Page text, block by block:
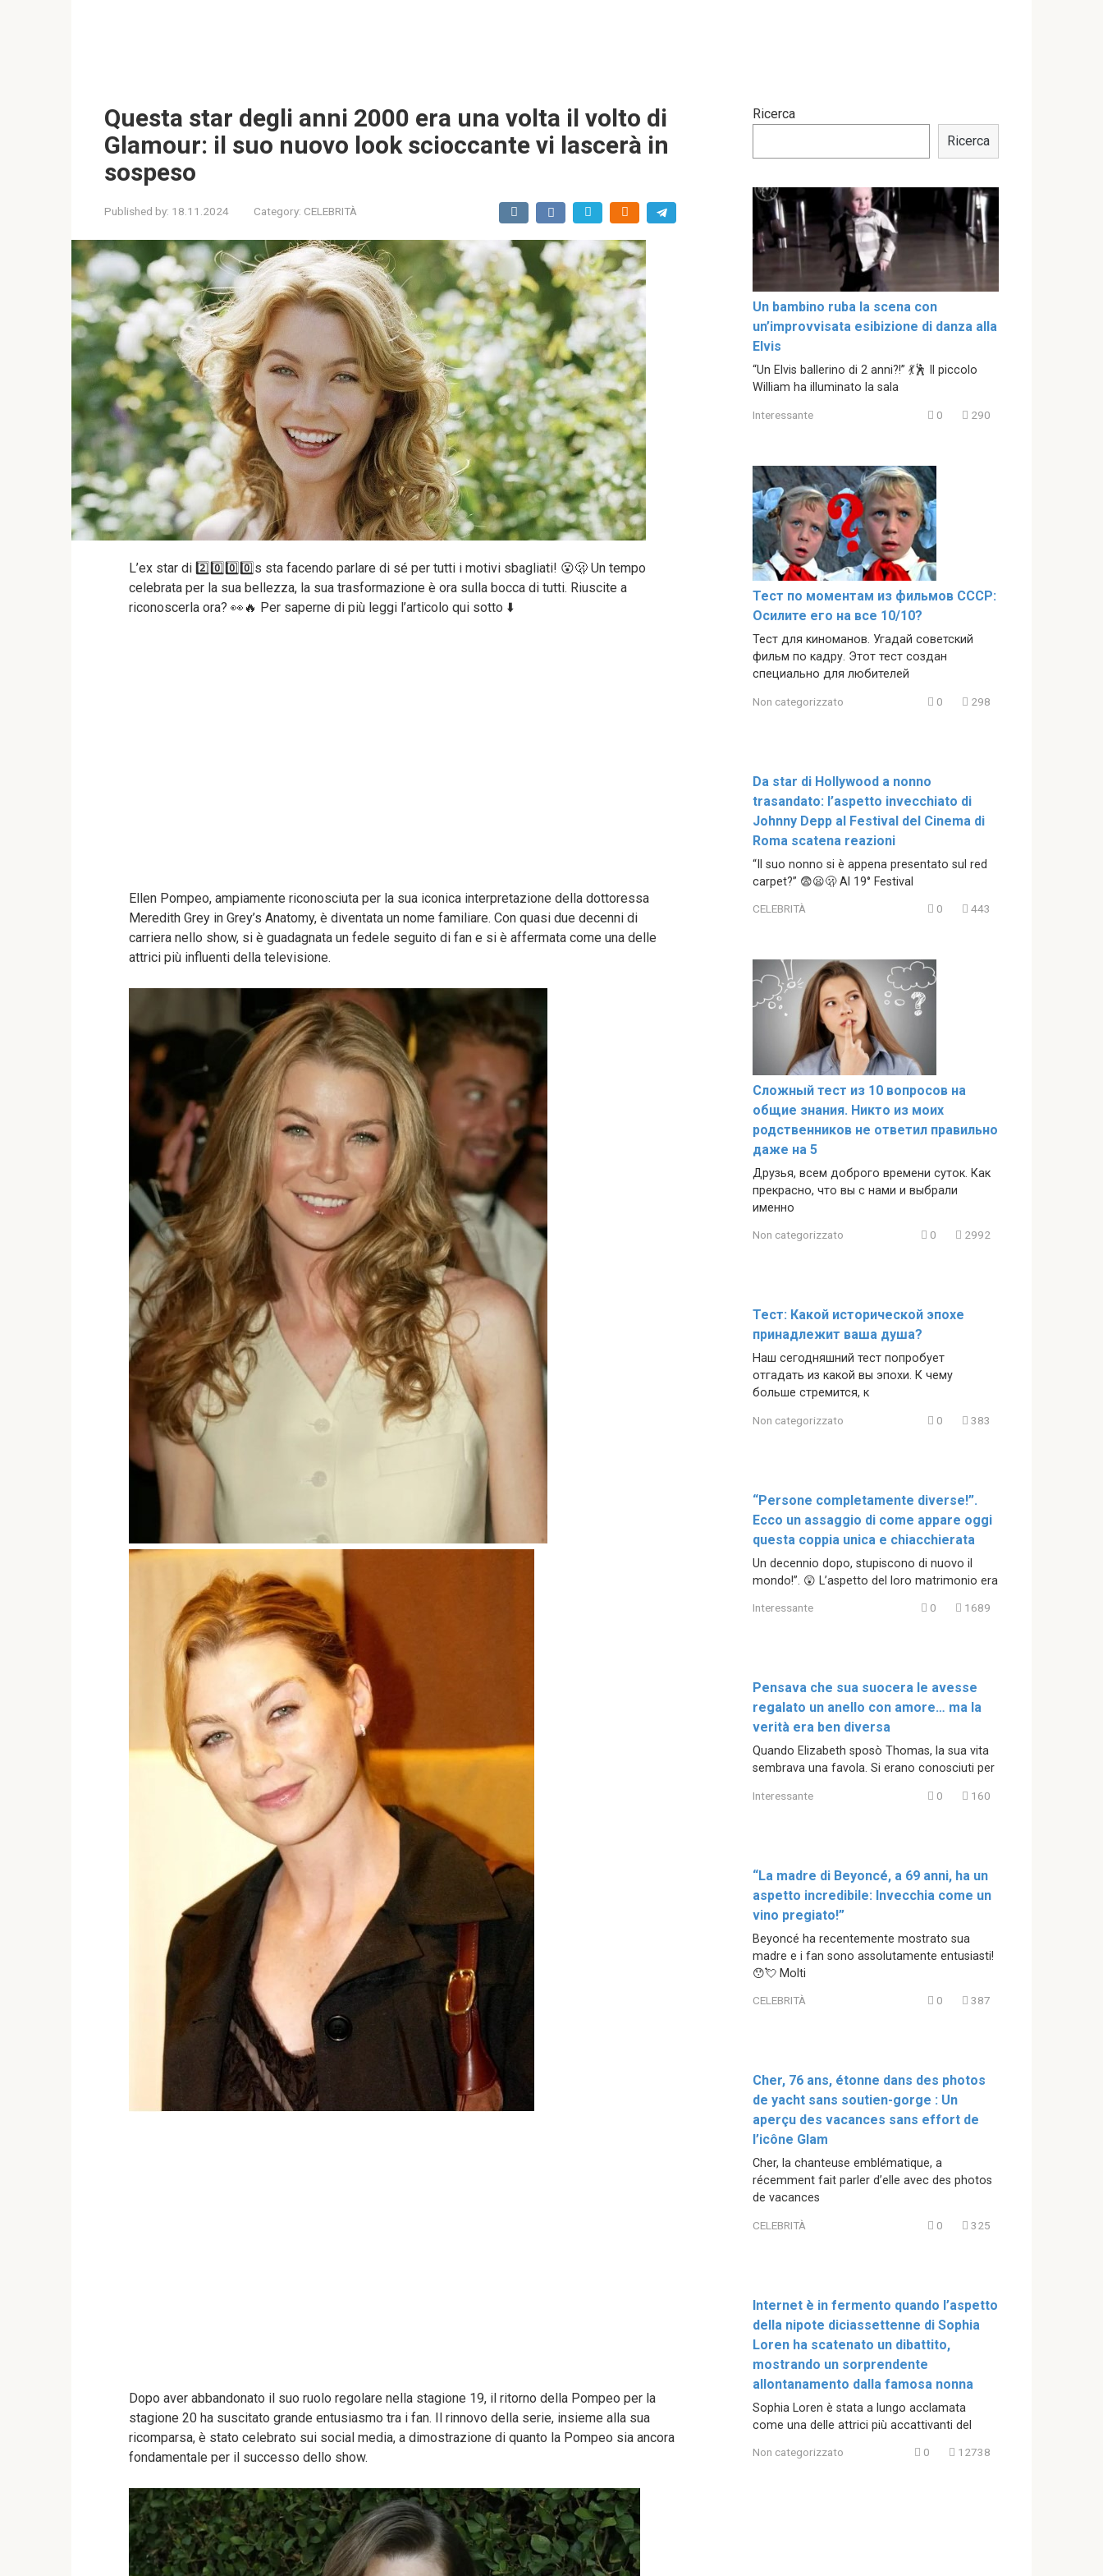
Questa star degli anni 2000 era una volta il volto di
Glamour: il suo nuovo look scioccante vi lascerà in
sospeso
Published by: 18.11.2024 Category: CELEBRITÀ
L’ex star di 2️⃣0️⃣0️⃣0️⃣s sta facendo parlare di sé per tutti i motivi sbagliati! 😮🫢 Un tempo
celebrata per la sua bellezza, la sua trasformazione è ora sulla bocca di tutti. Riuscite a
riconoscerla ora? 👀🔥 Per saperne di più leggi l’articolo qui sotto ⬇️
Ellen Pompeo, ampiamente riconosciuta per la sua iconica interpretazione della dottoressa
Meredith Grey in Grey’s Anatomy, è diventata un nome familiare. Con quasi due decenni di
carriera nello show, si è guadagnata un fedele seguito di fan e si è affermata come una delle
attrici più influenti della televisione.
Dopo aver abbandonato il suo ruolo regolare nella stagione 19, il ritorno della Pompeo per la
stagione 20 ha suscitato grande entusiasmo tra i fan. Il rinnovo della serie, insieme alla sua
ricomparsa, è stato celebrato sui social media, a dimostrazione di quanto la Pompeo sia ancora
fondamentale per il successo dello show.
Ricerca
Ricerca
Un bambino ruba la scena con
un’improvvisata esibizione di danza alla
Elvis
“Un Elvis ballerino di 2 anni?!” 💃🕺 Il piccolo
William ha illuminato la sala
Interessante 0 290
Тест по моментам из фильмов СССР:
Осилите его на все 10/10?
Тест для киноманов. Угадай советский
фильм по кадру. Этот тест создан
специально для любителей
Non categorizzato 0 298
Da star di Hollywood a nonno
trasandato: l’aspetto invecchiato di
Johnny Depp al Festival del Cinema di
Roma scatena reazioni
“Il suo nonno si è appena presentato sul red
carpet?” 😨😦🫢 Al 19° Festival
CELEBRITÀ 0 443
Сложный тест из 10 вопросов на
общие знания. Никто из моих
родственников не ответил правильно
даже на 5
Друзья, всем доброго времени суток. Как
прекрасно, что вы с нами и выбрали
именно
Non categorizzato 0 2992
Тест: Какой исторической эпохе
принадлежит ваша душа?
Наш сегодняшний тест попробует
отгадать из какой вы эпохи. К чему
больше стремится, к
Non categorizzato 0 383
“Persone completamente diverse!”.
Ecco un assaggio di come appare oggi
questa coppia unica e chiacchierata
Un decennio dopo, stupiscono di nuovo il
mondo!”. 😲 L’aspetto del loro matrimonio era
Interessante 0 1689
Pensava che sua suocera le avesse
regalato un anello con amore… ma la
verità era ben diversa
Quando Elizabeth sposò Thomas, la sua vita
sembrava una favola. Si erano conosciuti per
Interessante 0 160
“La madre di Beyoncé, a 69 anni, ha un
aspetto incredibile: Invecchia come un
vino pregiato!”
Beyoncé ha recentemente mostrato sua
madre e i fan sono assolutamente entusiasti!
😯💘 Molti
CELEBRITÀ 0 387
Cher, 76 ans, étonne dans des photos
de yacht sans soutien-gorge : Un
aperçu des vacances sans effort de
l’icône Glam
Cher, la chanteuse emblématique, a
récemment fait parler d’elle avec des photos
de vacances
CELEBRITÀ 0 325
Internet è in fermento quando l’aspetto
della nipote diciassettenne di Sophia
Loren ha scatenato un dibattito,
mostrando un sorprendente
allontanamento dalla famosa nonna
Sophia Loren è stata a lungo acclamata
come una delle attrici più accattivanti del
Non categorizzato 0 12738